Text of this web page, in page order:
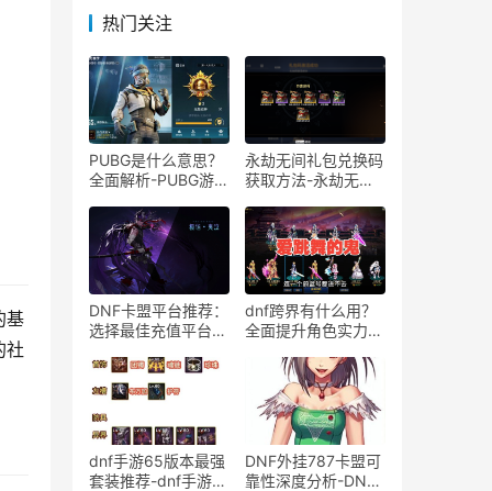
基
社
热门关注
PUBG是什么意思？
全面解析-PUBG游戏
永劫无间礼包兑换码
获取方法-永劫无间
DNF卡盟平台推荐：
选择最佳充值平台攻
台深度比较与选择建
议
dnf跨界有什么用？
全面提升角色实力-
游戏内角色快速转型
dnf手游65版本最强
套装推荐-dnf手游
DNF外挂787卡盟可
靠性深度分析-DNF